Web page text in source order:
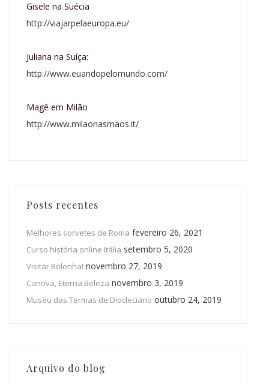
Gisele na Suécia
http://viajarpelaeuropa.eu/
Juliana na Suíça:
http://www.euandopelomundo.com/
Magê em Milão
http://www.milaonasmaos.it/
Posts recentes
Melhores sorvetes de Roma fevereiro 26, 2021
Curso história online Itália setembro 5, 2020
Visitar Bolonha! novembro 27, 2019
Canova, Eterna Beleza novembro 3, 2019
Museu das Termas de Diocleciano outubro 24, 2019
Arquivo do blog